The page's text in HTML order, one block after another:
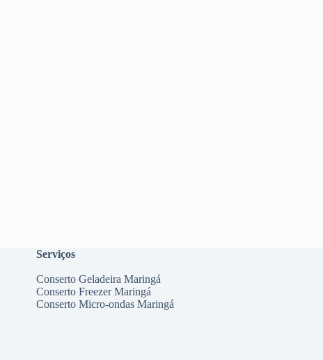
Serviços
Conserto Geladeira Maringá
Conserto Freezer Maringá
Conserto Micro-ondas Maringá